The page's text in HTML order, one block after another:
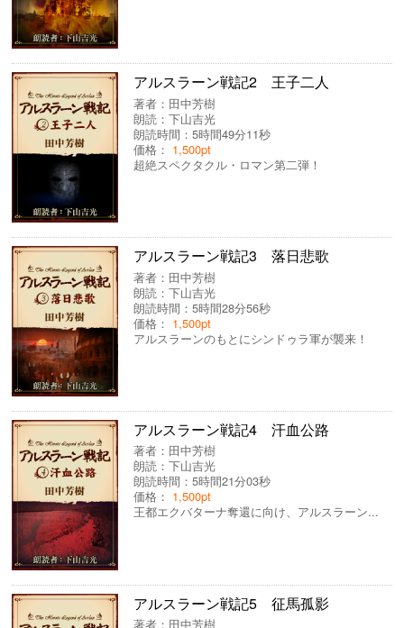
アルスラーン戦記2 王子二人
著者： 田中芳樹
朗読：下山吉光
朗読時間：5時間49分11秒
価格： 1,500pt
超絶スペクタクル・ロマン第二弾！
アルスラーン戦記3 落日悲歌
著者： 田中芳樹
朗読：下山吉光
朗読時間：5時間28分56秒
価格： 1,500pt
アルスラーンのもとにシンドゥラ軍が襲来！
アルスラーン戦記4 汗血公路
著者： 田中芳樹
朗読：下山吉光
朗読時間：5時間21分03秒
価格： 1,500pt
王都エクバターナ奪還に向け、アルスラーン...
アルスラーン戦記5 征馬孤影
著者： 田中芳樹